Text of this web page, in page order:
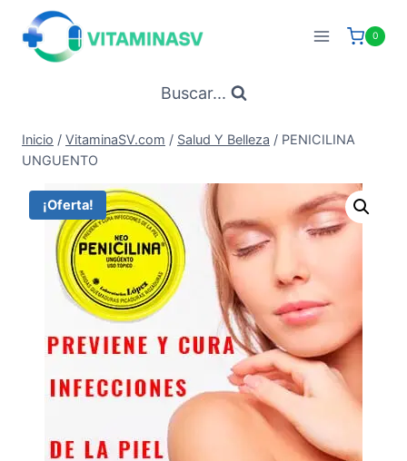
Saltar
contenido
0
Buscar...
Inicio / VitaminaSV.com / Salud Y Belleza / PENICILINA
UNGUENTO
¡Oferta!